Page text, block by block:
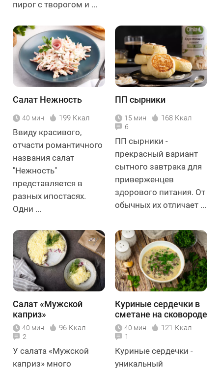
пирог с творогом и ...
Салат Нежность
40 мин 199 Ккал
Ввиду красивого,
отчасти романтичного
названия салат
"Нежность"
представляется в
разных ипостасях.
Одни ...
ПП сырники
15 мин 168 Ккал
6
ПП сырники -
прекрасный вариант
сытного завтрака для
приверженцев
здорового питания. От
обычных их отличает ...
Салат «Мужской
каприз»
40 мин 96 Ккал
2
У салата «Мужской
каприз» много
Куриные сердечки в
сметане на сковороде
40 мин 121 Ккал
1
Куриные сердечки -
уникальный